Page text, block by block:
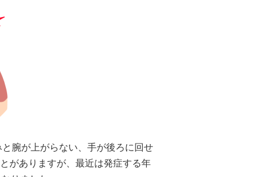
腕が上がらない、手が後ろに回せ
がありますが、最近は発症する年